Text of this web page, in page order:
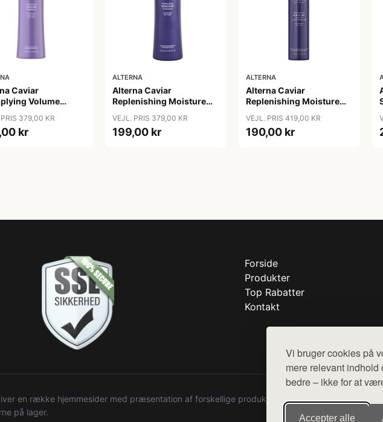
Vi bruger cookies på
mere relevant indhold
bedre – ikke for at
Accepter alle
Caviar
Volume
379,00 KR
kr
ALTERNA
Alterna Caviar
Replenishing Moisture
VEJL. PRIS 379,00 KR
199,00 kr
ALTERNA
Alterna Caviar
Replenishing Moisture
Milk, 147 ml
VEJL. PRIS 419,00 KR
190,00 kr
Forside
Produkter
Top Rabatter
Kontakt
en række hjemmesider med præsentation af forskellige produkter fra diverse webshops.
på lager.